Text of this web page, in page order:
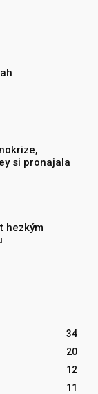
si pronajala
hezkým
34
20
12
11